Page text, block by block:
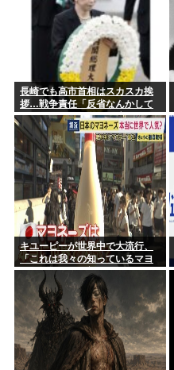
長崎でも高市首相はスカスカ挨
拶…戦争責任「反省なんかして
おりません」95年の発言がSNS
で猛拡散
キユーピーが世界中で大流行、
「これは我々の知っているマヨ
ネーズではない新しいソース
だ」